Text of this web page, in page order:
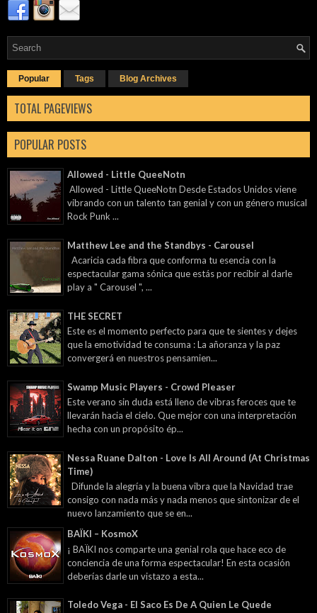
Popular Tags Blog Archives
TOTAL PAGEVIEWS
POPULAR POSTS
Allowed - Little QueeNotn
Allowed - Little QueeNotn Desde Estados Unidos viene
vibrando con un talento tan genial y con un género musical
Rock Punk ...
Matthew Lee and the Standbys - Carousel
Acaricia cada fibra que conforma tu esencia con la
espectacular gama sónica que estás por recibir al darle
play a " Carousel ", ...
THE SECRET
Este es el momento perfecto para que te sientes y dejes
que la emotividad te consuma : La añoranza y la paz
convergerá en nuestros pensamien...
Swamp Music Players - Crowd Pleaser
Este verano sin duda está lleno de vibras feroces que te
llevarán hacia el cielo. Que mejor con una interpretación
hecha con un propósito ép...
Nessa Ruane Dalton - Love Is All Around (At Christmas
Time)
Difunde la alegría y la buena vibra que la Navidad trae
consigo con nada más y nada menos que sintonizar de el
nuevo lanzamiento que se en...
BAÏKI – KosmoX
¡ BAÏKI nos comparte una genial rola que hace eco de
conciencia de una forma espectacular! En esta ocasión
deberías darle un vistazo a esta...
Toledo Vega - El Saco Es De A Quien Le Quede